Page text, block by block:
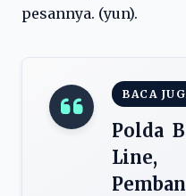
pesannya. (yun).
BACA
Polda